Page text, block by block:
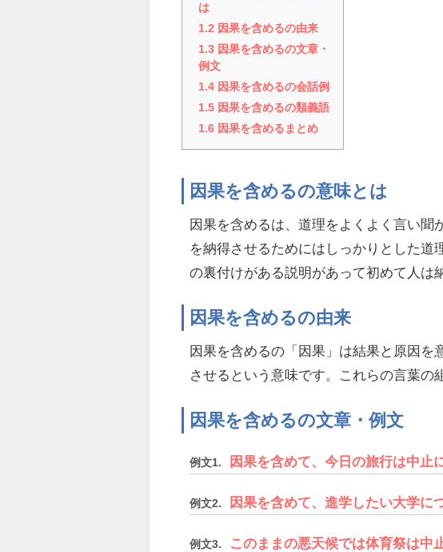
は
1.2 因果を含めるの由来
1.3 因果を含めるの文章・
例文
1.4 因果を含めるの会話例
1.5 因果を含めるの類義語
1.6 因果を含めるまとめ
因果を含めるの意味とは
因果を含めるは、道理をよくよく言い
を納得させるためにはしっかりとした道
の裏付けがある説明があって初めて人は
因果を含めるの由来
因果を含めるの「因果」は結果と原因
させるという意味です。これらの言葉の
因果を含めるの文章・例文
例文1. 因果を含めて、今日の旅行は中止
例文2. 因果を含めて、進学したい大学に
例文3. このままの悪天候では体育祭は中